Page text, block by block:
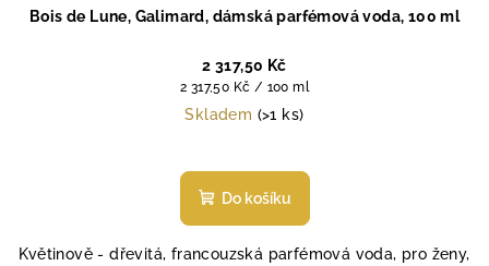
Bois de Lune, Galimard, dámská parfémová voda, 100 ml
2 317,50 Kč
Měrná
cena:
2 317,50 Kč / 100 ml
Skladem (>1 ks)
Do košíku
Květinově - dřevitá, francouzská parfémová voda, pro ženy,